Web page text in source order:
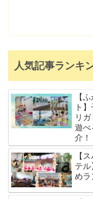
人気記事ランキ
【
ト
リ
遊べ
介！
【
テル
めラ